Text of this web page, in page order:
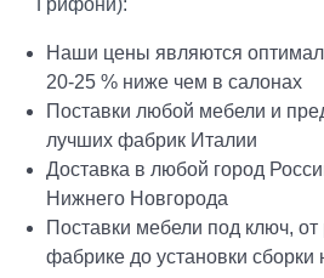
Наши цены являются
20-25 % ниже чем в салонах
Поставки любой мебели и
лучших фабрик Италии
Доставка в любой город
Нижнего Новгорода
Поставки мебели под ключ,
фабрике до установки сборки